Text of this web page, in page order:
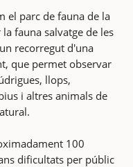
el parc de fauna de la
fauna salvatge de les
recorregut d'una
que permet observar
llops,
i altres animals de
100
dificultats per públic